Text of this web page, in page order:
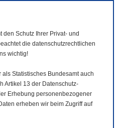
den Schutz Ihrer Privat- und
die datenschutzrechtlichen
wichtig!
Statistisches Bundesamt auch
Artikel 13 der Datenschutz-
Erhebung personenbezogener
erheben wir beim Zugriff auf